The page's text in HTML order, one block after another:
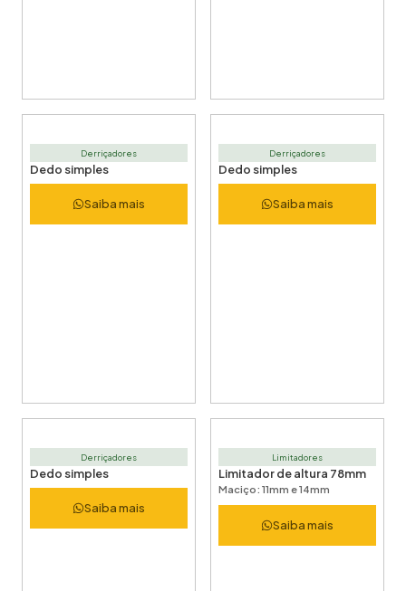
Derriçadores
Dedo simples
Saiba mais
Derriçadores
Dedo simples
Saiba mais
Derriçadores
Dedo simples
Saiba mais
Limitadores
Limitador de altura 78mm
Maciço: 11mm e 14mm
Saiba mais